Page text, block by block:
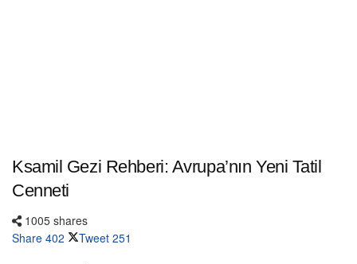
Ksamil Gezi Rehberi: Avrupa’nın Yeni Tatil
Cenneti
1005 shares
Share 402 Tweet 251